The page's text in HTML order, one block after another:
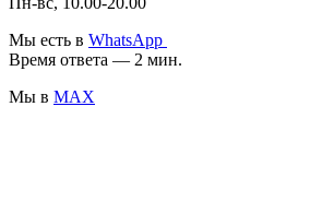
Мы есть в WhatsApp
Время ответа — 2 мин.
Мы в MAX